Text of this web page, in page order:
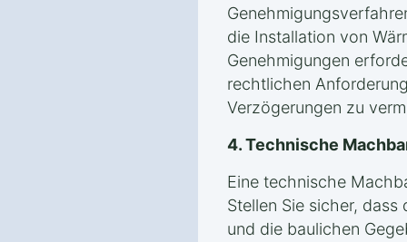
die Installation von
Genehmigungen
rechtlichen
Verzögerungen zu
4. Technische
Eine technische
Stellen Sie sicher,
und die baulichen